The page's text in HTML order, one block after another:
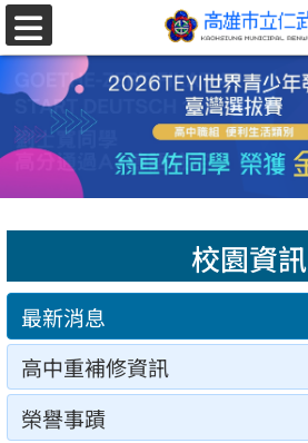
跳至主要內容區
選
單
校園資訊
最新消息
高中重補修資訊
榮譽事蹟